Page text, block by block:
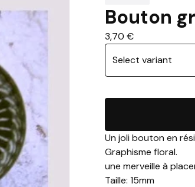
Bouton
3,70 €
Un joli bouton en
Graphisme floral.
une merveille à
Taille: 15mm